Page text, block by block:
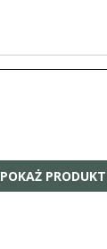
POKAŻ PRODUKT